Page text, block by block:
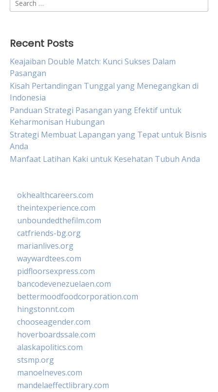
for:
Recent Posts
Keajaiban Double Match: Kunci Sukses Dalam
Pasangan
Kisah Pertandingan Tunggal yang Menegangkan di
Indonesia
Panduan Strategi Pasangan yang Efektif untuk
Keharmonisan Hubungan
Strategi Membuat Lapangan yang Tepat untuk Bisnis
Anda
Manfaat Latihan Kaki untuk Kesehatan Tubuh Anda
okhealthcareers.com
theintexperience.com
unboundedthefilm.com
catfriends-bg.org
marianlives.org
waywardtees.com
pidfloorsexpress.com
bancodevenezuelaen.com
bettermoodfoodcorporation.com
hingstonnt.com
chooseagender.com
hoverboardssale.com
alaskapolitics.com
stsmp.org
manoelneves.com
mandelaeffectlibrary.com